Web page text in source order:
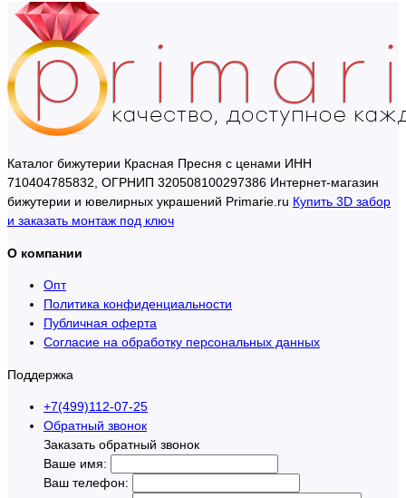
Каталог бижутерии Красная Пресня с ценами ИНН
710404785832, ОГРНИП 320508100297386 Интернет-магазин
бижутерии и ювелирных украшений Primarie.ru Купить 3D забор
и заказать монтаж под ключ
О компании
Опт
Политика конфиденциальности
Публичная оферта
Согласие на обработку персональных данных
Поддержка
+7(499)112-07-25
Обратный звонок
Заказать обратный звонок
Ваше имя:
Ваш телефон: